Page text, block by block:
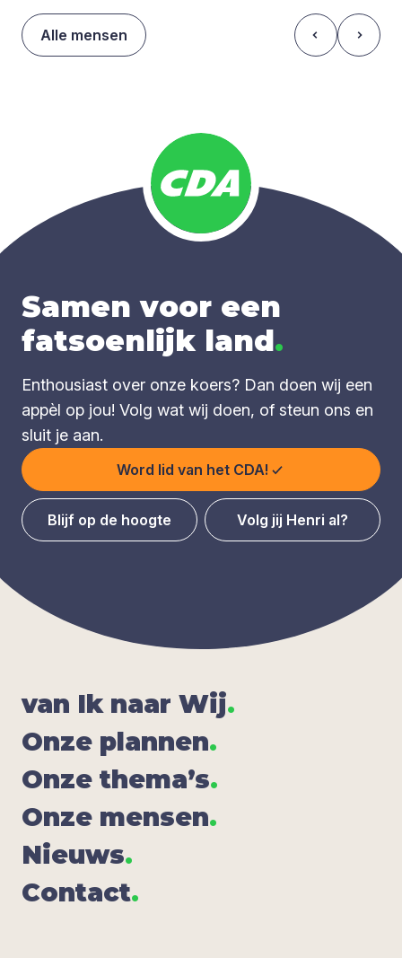
Alle mensen
Samen voor een
fatsoenlijk land.
Enthousiast over onze koers? Dan doen wij een
appèl op jou! Volg wat wij doen, of steun ons en
sluit je aan.
Word lid van het CDA!
Blijf op de hoogte Volg jij Henri al?
van Ik naar Wij.
Onze plan­nen.
Onze the­ma’s.
Onze men­sen.
Nieuws.
Con­tact.